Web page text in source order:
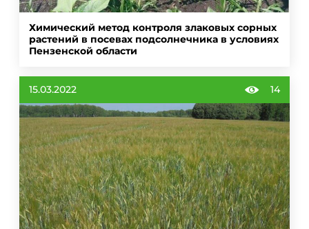
Химический метод контроля злаковых сорных
растений в посевах подсолнечника в условиях
Пензенской области
15.03.2022 14